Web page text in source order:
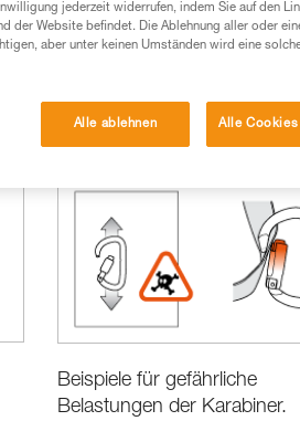
Beispiele für gefährliche
Belastungen der Karabiner.
jederzeit widerrufen, indem Sie auf den
der Website befindet. Die Ablehnung aller oder
aber unter keinen Umständen wird eine
Alle ablehnen Alle